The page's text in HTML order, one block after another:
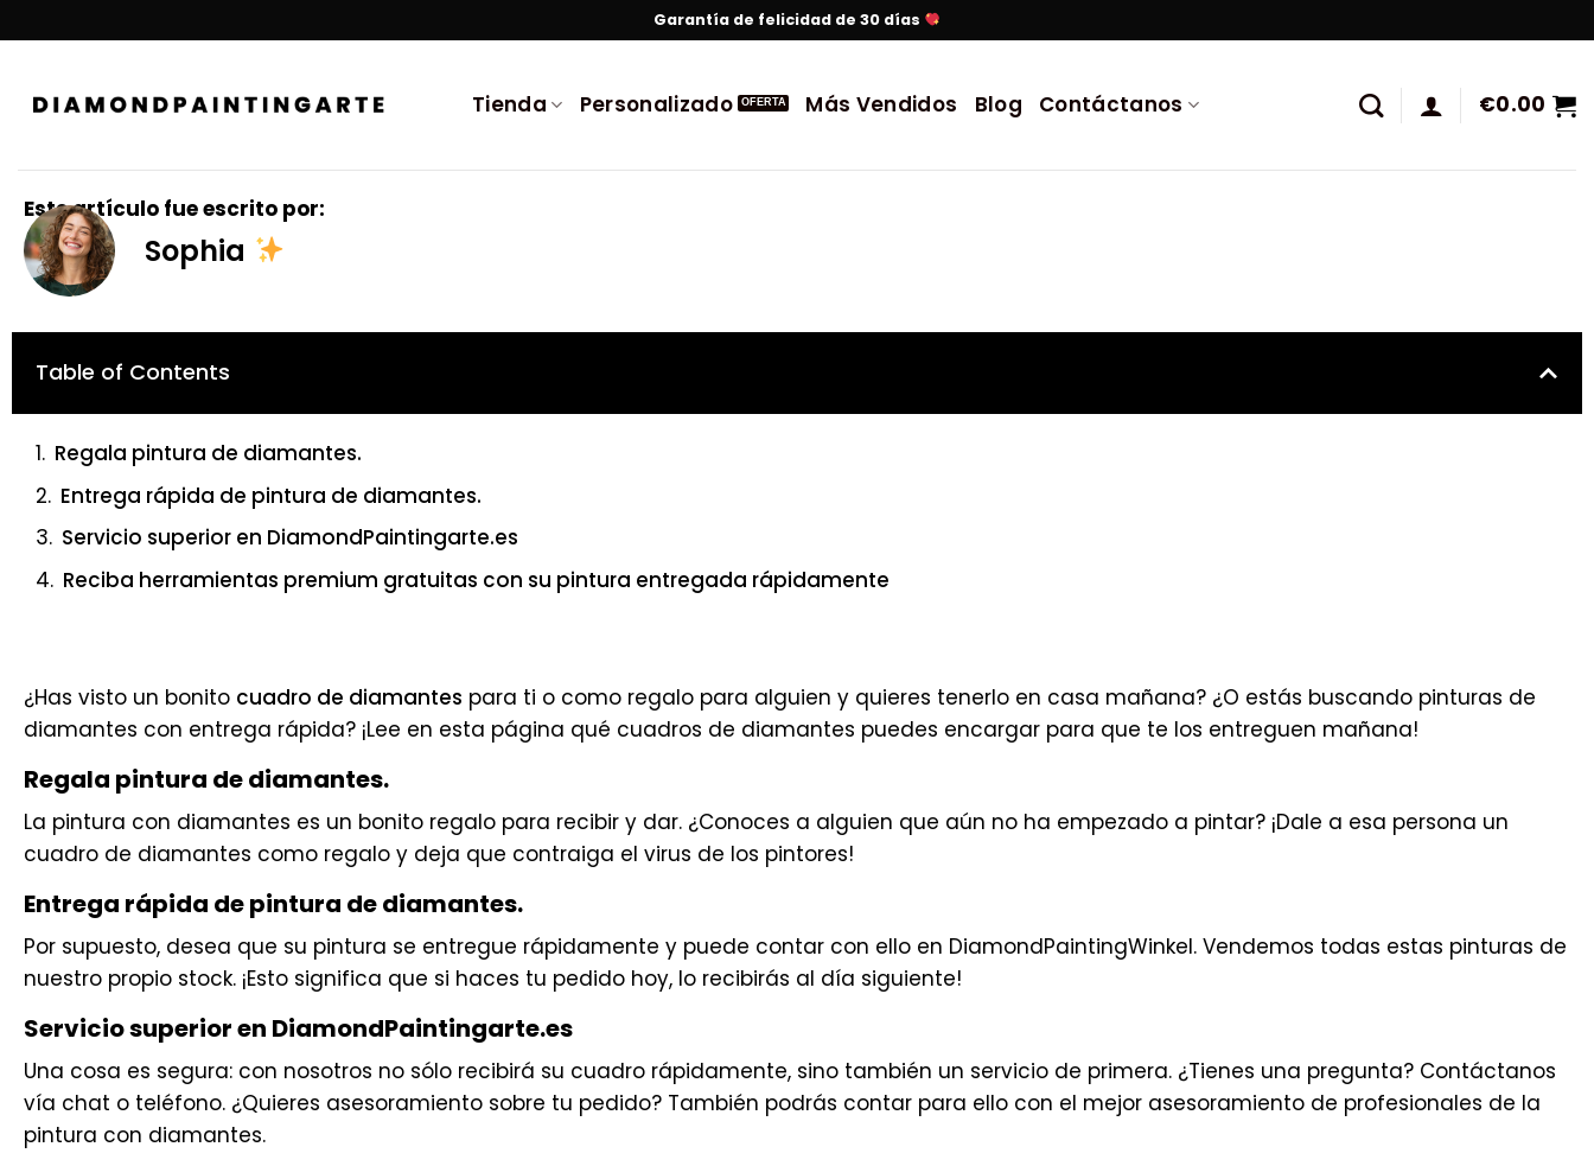
Garantía de felicidad de 30 días
Tienda Personalizado Más Vendidos Blog Contáctanos €0.00
Este artículo fue escrito por:
Sophia
Table of Contents
Regala pintura de diamantes.
Entrega rápida de pintura de diamantes.
Servicio superior en DiamondPaintingarte.es
Reciba herramientas premium gratuitas con su pintura entregada rápidamente
¿Has visto un bonito cuadro de diamantes para ti o como regalo para alguien y quieres tenerlo en casa mañana? ¿O estás buscando pinturas de
diamantes con entrega rápida? ¡Lee en esta página qué cuadros de diamantes puedes encargar para que te los entreguen mañana!
Regala pintura de diamantes.
La pintura con diamantes es un bonito regalo para recibir y dar. ¿Conoces a alguien que aún no ha empezado a pintar? ¡Dale a esa persona un
cuadro de diamantes como regalo y deja que contraiga el virus de los pintores!
Entrega rápida de pintura de diamantes.
Por supuesto, desea que su pintura se entregue rápidamente y puede contar con ello en DiamondPaintingWinkel. Vendemos todas estas pinturas de
nuestro propio stock. ¡Esto significa que si haces tu pedido hoy, lo recibirás al día siguiente!
Servicio superior en DiamondPaintingarte.es
Una cosa es segura: con nosotros no sólo recibirá su cuadro rápidamente, sino también un servicio de primera. ¿Tienes una pregunta? Contáctanos
vía chat o teléfono. ¿Quieres asesoramiento sobre tu pedido? También podrás contar para ello con el mejor asesoramiento de profesionales de la
pintura con diamantes.